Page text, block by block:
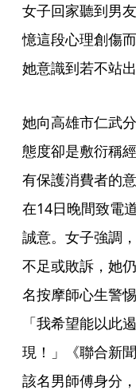
女子回家聽到男
憶這段心理創傷
她意識到若不站
她向高雄市仁武
態度卻是敷衍稱
有保護消費者的
在14日晚間致電
誠意。女子強調
不足或敗訴，她
名按摩師心生警
「我希望能以此
現！」《聯合新
該名男師傅身分